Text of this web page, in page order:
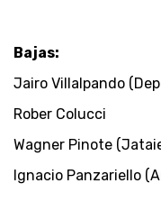
Bajas:
Jairo Villalpando
Rober Colucci
Wagner Pinote
Ignacio Panzariello